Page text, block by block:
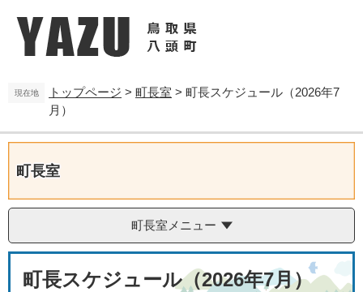
。
て
へ
現在地 トップページ > 町長室 > 町長スケジュール（2026年7
月）
町長室
町長室メニュー
町長スケジュール（2026年7月）